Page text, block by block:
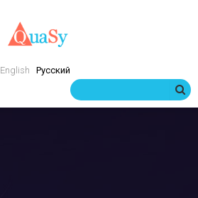
English Русский